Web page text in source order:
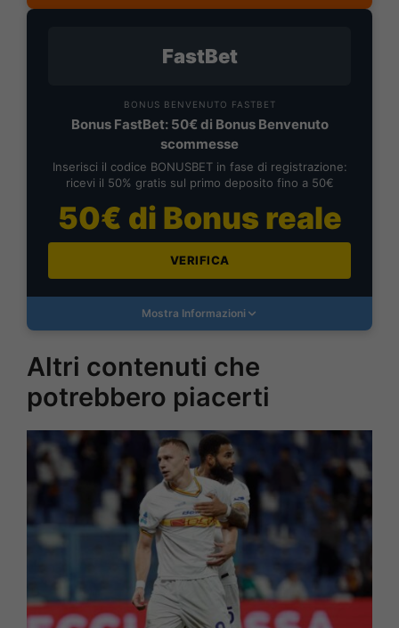
FastBet
BONUS BENVENUTO FASTBET
Bonus FastBet: 50€ di Bonus Benvenuto
scommesse
Inserisci il codice BONUSBET in fase di registrazione:
ricevi il 50% gratis sul primo deposito fino a 50€
50€ di Bonus reale
VERIFICA
Mostra Informazioni
Altri contenuti che
potrebbero piacerti